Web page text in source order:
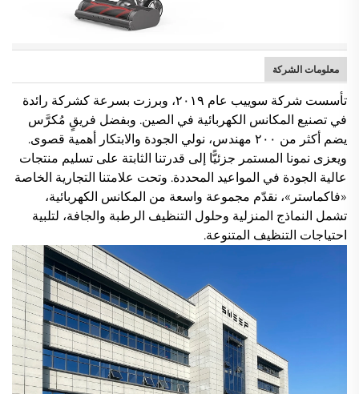
معلومات الشركة
تأسست شركة سوييب عام ٢٠١٩، وبرزت بسرعة كشركة رائدة
في تصنيع المكانس الكهربائية في الصين. وبفضل فريقٍ مُكرَّس
يضم أكثر من ٢٠٠ مهندس، نولي الجودة والابتكار أهمية قصوى.
ويعزى نمونا المستمر جزئيًّا إلى قدرتنا الثابتة على تسليم منتجات
عالية الجودة في المواعيد المحددة. وتحت علامتنا التجارية الخاصة
«فاكماستر»، نقدّم مجموعة واسعة من المكانس الكهربائية،
تشمل النماذج المنزلية وحلول التنظيف الرطبة والجافة، لتلبية
احتياجات التنظيف المتنوعة.